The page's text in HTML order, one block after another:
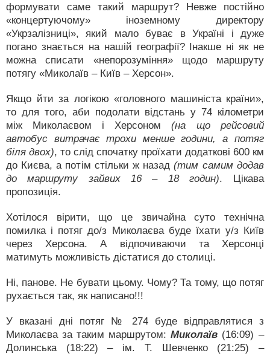
формувати саме такий маршрут? Невже постійно
«концертуючому» іноземному директору
«Укрзалізниці», який мало буває в Україні і дуже
погано знається на нашій географії? Інакше ні як не
можна списати «непорозуміння» щодо маршруту
потягу «Миколаїв – Київ – Херсон».
Якщо йти за логікою «головного машиніста країни»,
то для того, аби подолати відстань у 74 кілометри
між Миколаєвом і Херсоном (на що рейсовий
автобус витрачає трохи менше години, а потяг
біля двох), то слід спочатку проїхати додаткові 600 км
до Києва, а потім стільки ж назад (тим самим додав
до маршруту зайвих 16 – 18 годин). Цікава
пропозиція.
Хотілося вірити, що це звичайна суто технічна
помилка і потяг до/з Миколаєва буде їхати у/з Київ
через Херсона. А відпочиваючи та Херсонці
матимуть можливість дістатися до столиці.
Ні, панове. Не бувати цьому. Чому? Та тому, що потяг
рухається так, як написано!!!
У вказані дні потяг № 274 буде відправлятися з
Миколаєва за таким маршрутом: Миколаїв (16:09) –
Долинська (18:22) – ім. Т. Шевченко (21:25) –